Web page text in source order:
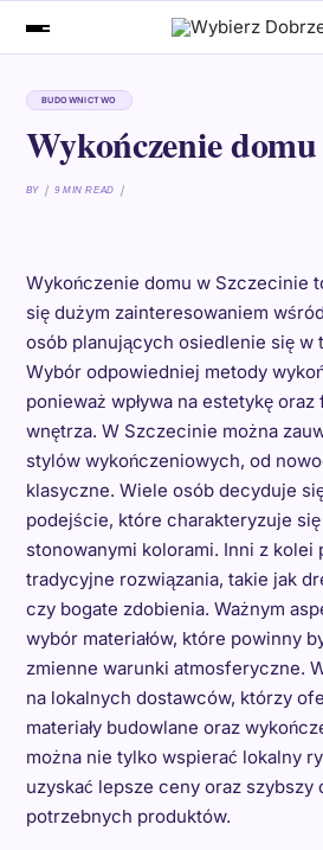
BUDOWNICTWO
Wykończenie domu
BY 9 MIN READ
Wykończenie domu w Szczecinie
się dużym zainteresowaniem
osób planujących osiedlenie się w
Wybór odpowiedniej metody
ponieważ wpływa na estetykę
wnętrza. W Szczecinie można
stylów wykończeniowych, od
klasyczne. Wiele osób decyduje
podejście, które charakteryzuje
stonowanymi kolorami. Inni z kolei
tradycyjne rozwiązania, takie jak
czy bogate zdobienia. Ważnym
wybór materiałów, które powinny
zmienne warunki atmosferyczne.
na lokalnych dostawców, którzy
materiały budowlane oraz
można nie tylko wspierać lokalny
uzyskać lepsze ceny oraz szybszy
potrzebnych produktów.